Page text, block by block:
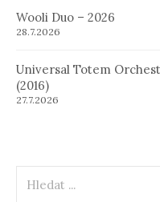
Wooli Duo – 2026
28.7.2026
Universal Totem
(2016)
27.7.2026